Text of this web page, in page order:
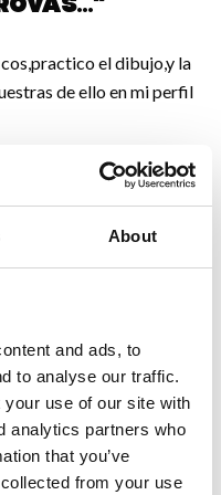
About
and ads, to
to analyse our traffic.
use of our site with
analytics partners who
that you’ve
from your use
el dibujo,y la
de ello en mi perfil
cincuenta euros y
gusta la música
este enlace para ver
esfuerzo,cultivo las
concedido un